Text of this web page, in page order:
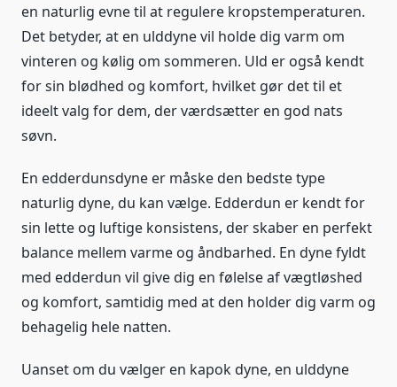
en naturlig evne til at regulere kropstemperaturen.
Det betyder, at en ulddyne vil holde dig varm om
vinteren og kølig om sommeren. Uld er også kendt
for sin blødhed og komfort, hvilket gør det til et
ideelt valg for dem, der værdsætter en god nats
søvn.
En edderdunsdyne er måske den bedste type
naturlig dyne, du kan vælge. Edderdun er kendt for
sin lette og luftige konsistens, der skaber en perfekt
balance mellem varme og åndbarhed. En dyne fyldt
med edderdun vil give dig en følelse af vægtløshed
og komfort, samtidig med at den holder dig varm og
behagelig hele natten.
Uanset om du vælger en kapok dyne, en ulddyne